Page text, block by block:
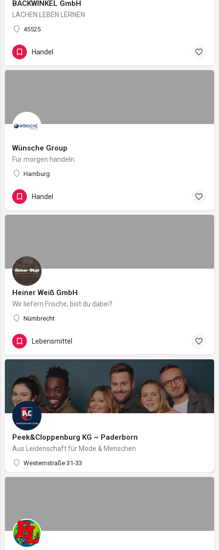
BACKWINKEL GmbH
LACHEN LEBEN LERNEN
45525
Handel
Wünsche Group
Für morgen handeln.
Hamburg
Handel
Heiner Weiß GmbH
Wir liefern Frische, bist du dabei?
Nümbrecht
Lebensmittel
Peek&Cloppenburg KG ~ Paderborn
Aus Leidenschaft für Mode & Menschen
Westernstraße 31-33